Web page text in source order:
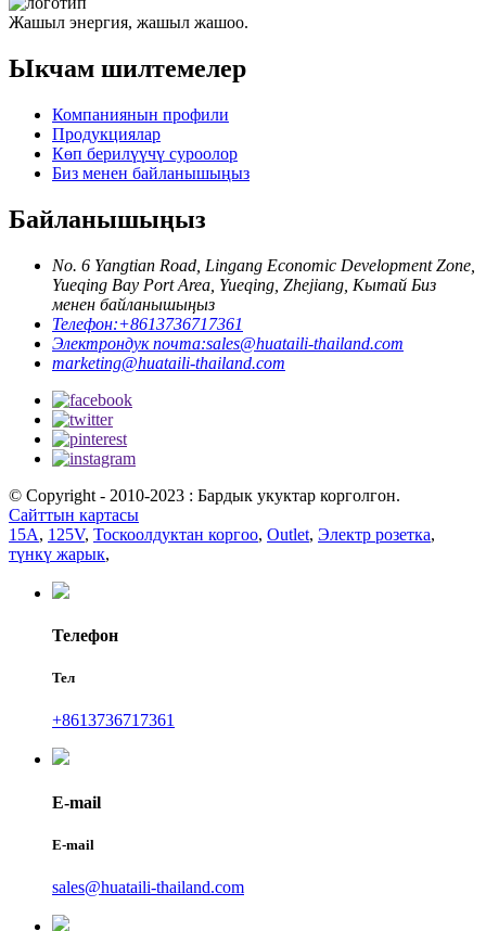
Жашыл энергия, жашыл жашоо.
Ыкчам шилтемелер
Компаниянын профили
Продукциялар
Көп берилүүчү суроолор
Биз менен байланышыңыз
Байланышыңыз
No. 6 Yangtian Road, Lingang Economic Development Zone,
Yueqing Bay Port Area, Yueqing, Zhejiang, Кытай Биз
менен байланышыңыз
Телефон:+8613736717361
Электрондук почта:sales@huataili-thailand.com
marketing@huataili-thailand.com
© Copyright - 2010-2023 : Бардык укуктар корголгон.
Сайттын картасы
15A, 125V, Тоскоолдуктан коргоо, Outlet, Электр розетка,
түнкү жарык,
Телефон
Тел
+8613736717361
E-mail
E-mail
sales@huataili-thailand.com